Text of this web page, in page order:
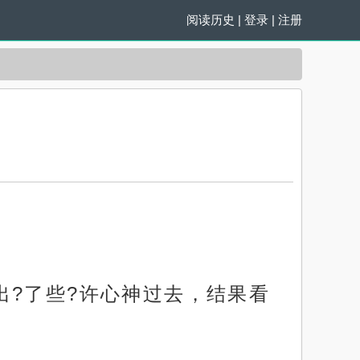
阅读历史 | 登录 | 注册
?了些?许心神过去，结果看